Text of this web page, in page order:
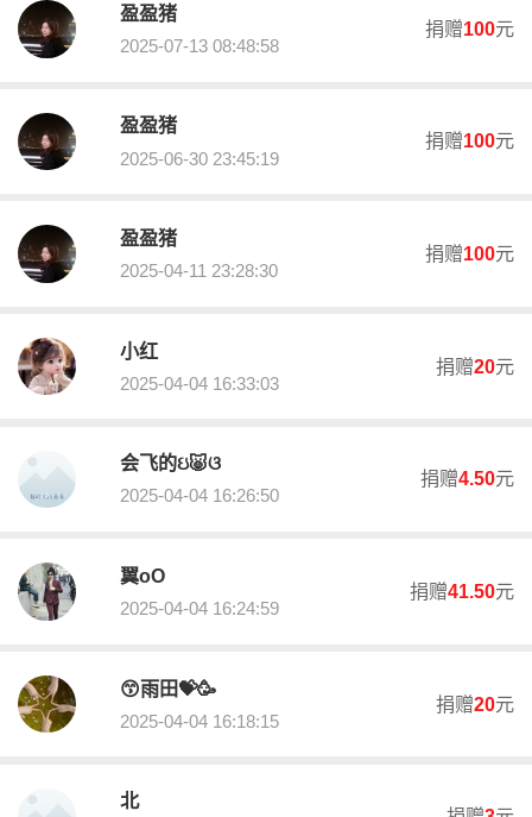
公益事业捐赠专用收据领取说明
如需领取捐赠收据，请填写相关个人信息，本会将采用“邮资到付”的
关于我们
佛山市顺德区容桂慈善会（简称：容桂慈善会）是2008年由容桂街
织），以“助推民生改善、促进社会公平、点亮城市文明”为己任，积
极筹募社会善款，广泛开展扶贫济困、助医、助学、助残、应急赈
灾等慈善救助项目和活动，接受社会监督。先后获得“佛山市顺德区
善组织”、“顺德区脱贫攻坚突出贡献集体”、“顺德区红玉兰慈善榜样
（组织）”。
受益人(服务对象)
容桂街道养老机构长者；在册困难、单亲、困难儿童/学子、残疾、
体约1396人次
募得款物用途
住的弱势群体约1396人次
盈盈猪
2025-07-13 08:48:58
捐赠100元
盈盈猪
2025-06-30 23:45:19
捐赠100元
盈盈猪
2025-04-11 23:28:30
捐赠100元
小红
2025-04-04 16:33:03
捐赠20元
会飞的ઇ🐷ଓ
2025-04-04 16:26:50
捐赠4.50元
翼oO
2025-04-04 16:24:59
捐赠41.50元
😙雨田💝🥳
2025-04-04 16:18:15
捐赠20元
北